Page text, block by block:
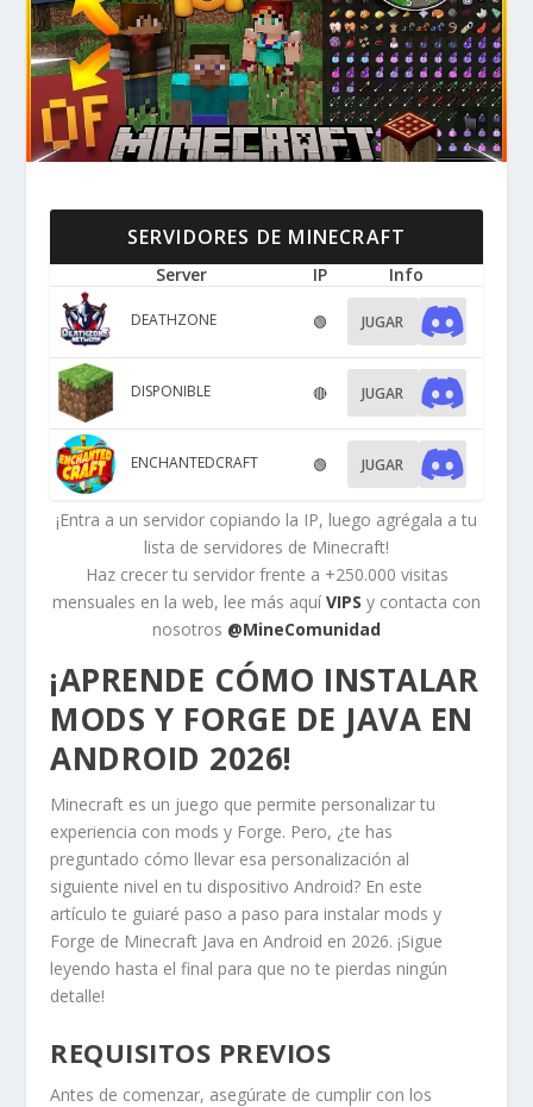
SERVIDORES DE MINECRAFT
Server IP Info
DEATHZONE 🟢 JUGAR
DISPONIBLE 🔴 JUGAR
ENCHANTEDCRAFT 🟢 JUGAR
¡Entra a un servidor copiando la IP, luego agrégala a tu
lista de servidores de Minecraft!
Haz crecer tu servidor frente a +250.000 visitas
mensuales en la web, lee más aquí VIPS y contacta con
nosotros @MineComunidad
¡APRENDE CÓMO INSTALAR
MODS Y FORGE DE JAVA EN
ANDROID 2026!
Minecraft es un juego que permite personalizar tu
experiencia con mods y Forge. Pero, ¿te has
preguntado cómo llevar esa personalización al
siguiente nivel en tu dispositivo Android? En este
artículo te guiaré paso a paso para instalar mods y
Forge de Minecraft Java en Android en 2026. ¡Sigue
leyendo hasta el final para que no te pierdas ningún
detalle!
REQUISITOS PREVIOS
Antes de comenzar, asegúrate de cumplir con los